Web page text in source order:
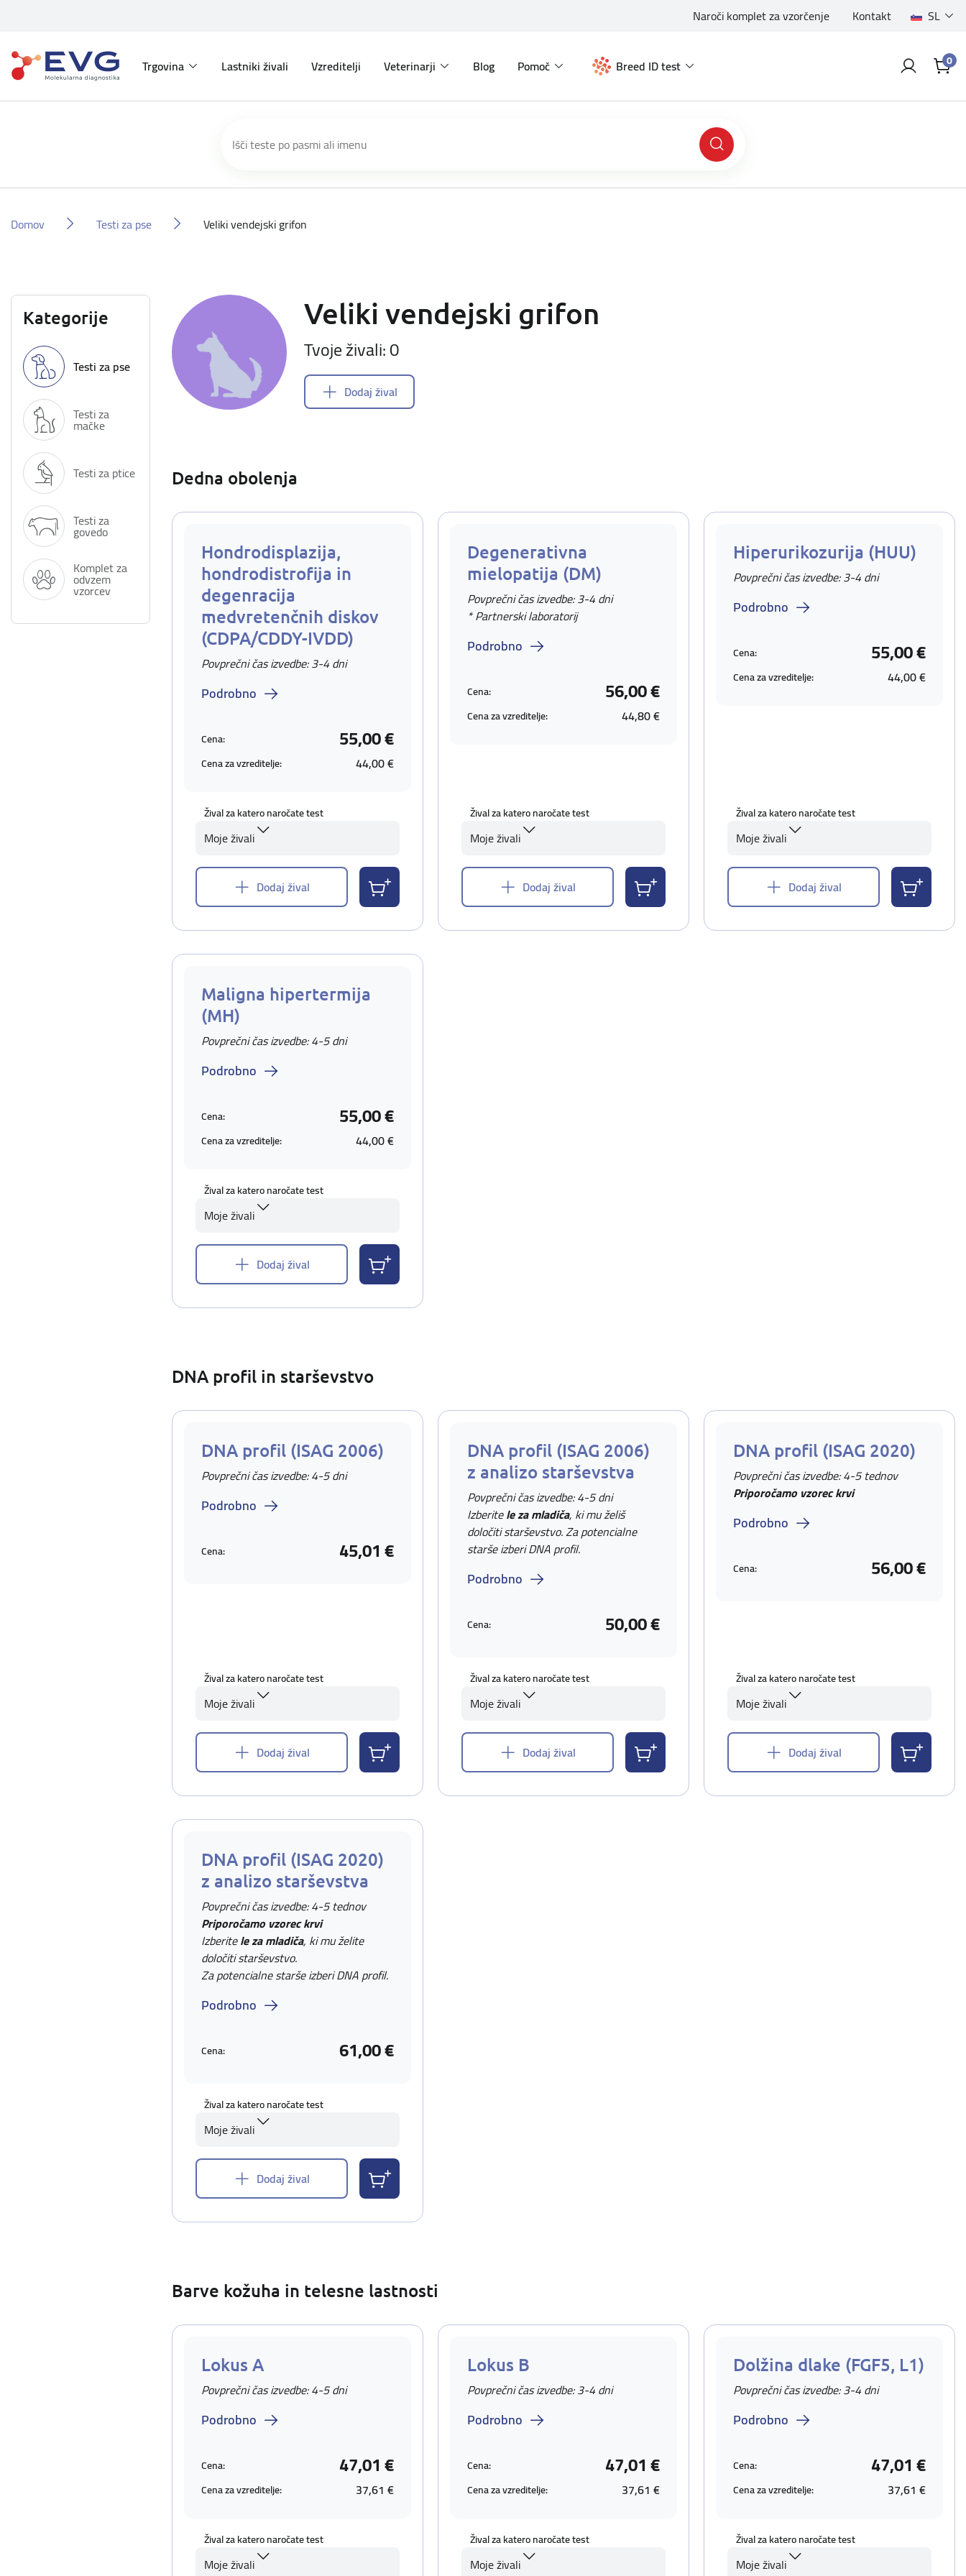
Naroči komplet za vzorčenje Kontakt SL
Trgovina Lastniki živali Vzreditelji Veterinarji Blog Pomoč Breed ID test 0
Domov Testi za pse Veliki vendejski grifon
Kategorije
Testi za pse
Testi za
mačke
Testi za ptice
Testi za
govedo
Komplet za
odvzem
vzorcev
Veliki vendejski grifon
Tvoje živali: 0
Dodaj žival
Dedna obolenja
Hondrodisplazija,
hondrodistrofija in
degenracija
medvretenčnih diskov
(CDPA/CDDY-IVDD)
Povprečni čas izvedbe: 3-4 dni
Podrobno
Cena: 55,00 €
Cena za vzreditelje: 44,00 €
Žival za katero naročate test
Moje živali
Dodaj žival
Degenerativna
mielopatija (DM)
Povprečni čas izvedbe: 3-4 dni
* Partnerski laboratorij
Podrobno
Cena: 56,00 €
Cena za vzreditelje: 44,80 €
Žival za katero naročate test
Moje živali
Dodaj žival
Hiperurikozurija (HUU)
Povprečni čas izvedbe: 3-4 dni
Podrobno
Cena: 55,00 €
Cena za vzreditelje: 44,00 €
Žival za katero naročate test
Moje živali
Dodaj žival
Maligna hipertermija
(MH)
Povprečni čas izvedbe: 4-5 dni
Podrobno
Cena: 55,00 €
Cena za vzreditelje: 44,00 €
Žival za katero naročate test
Moje živali
Dodaj žival
DNA profil in starševstvo
DNA profil (ISAG 2006)
Povprečni čas izvedbe: 4-5 dni
Podrobno
Cena: 45,01 €
Žival za katero naročate test
Moje živali
Dodaj žival
DNA profil (ISAG 2006)
z analizo starševstva
Povprečni čas izvedbe: 4-5 dni
Izberitele za mladiča, ki mu želiš
določiti starševstvo. Za potencialne
starše izberi DNA profil.
Podrobno
Cena: 50,00 €
Žival za katero naročate test
Moje živali
Dodaj žival
DNA profil (ISAG 2020)
Povprečni čas izvedbe: 4-5 tednov
Priporočamo vzorec krvi
Podrobno
Cena: 56,00 €
Žival za katero naročate test
Moje živali
Dodaj žival
DNA profil (ISAG 2020)
z analizo starševstva
Povprečni čas izvedbe: 4-5 tednov
Priporočamo vzorec krvi
Izberitele za mladiča, ki mu želite
določiti starševstvo.
Za potencialne starše izberi DNA profil.
Podrobno
Cena: 61,00 €
Žival za katero naročate test
Moje živali
Dodaj žival
Barve kožuha in telesne lastnosti
Lokus A
Povprečni čas izvedbe: 4-5 dni
Podrobno
Cena: 47,01 €
Cena za vzreditelje: 37,61 €
Žival za katero naročate test
Moje živali
Lokus B
Povprečni čas izvedbe: 3-4 dni
Podrobno
Cena: 47,01 €
Cena za vzreditelje: 37,61 €
Žival za katero naročate test
Moje živali
Dolžina dlake (FGF5, L1)
Povprečni čas izvedbe: 3-4 dni
Podrobno
Cena: 47,01 €
Cena za vzreditelje: 37,61 €
Žival za katero naročate test
Moje živali